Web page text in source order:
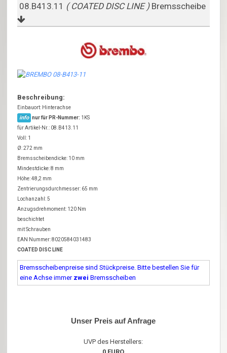
08.B413.11 ( COATED DISC LINE ) Bremsscheibe
Beschreibung:
Einbauort: Hinterachse
info nur für PR-Nummer: 1KS
für Artikel-Nr.: 08.B413.11
Voll: 1
Ø: 272 mm
Bremsscheibendicke: 10 mm
Mindestdicke: 8 mm
Höhe: 48,2 mm
Zentrierungsdurchmesser: 65 mm
Lochanzahl: 5
Anzugsdrehmoment: 120 Nm
beschichtet
mit Schrauben
EAN Nummer: 8020584031483
COATED DISC LINE
Bremsscheibenpreise sind Stückpreise. Bitte bestellen Sie für
eine Achse immer zwei Bremsscheiben
Unser Preis auf Anfrage
UVP des Herstellers: